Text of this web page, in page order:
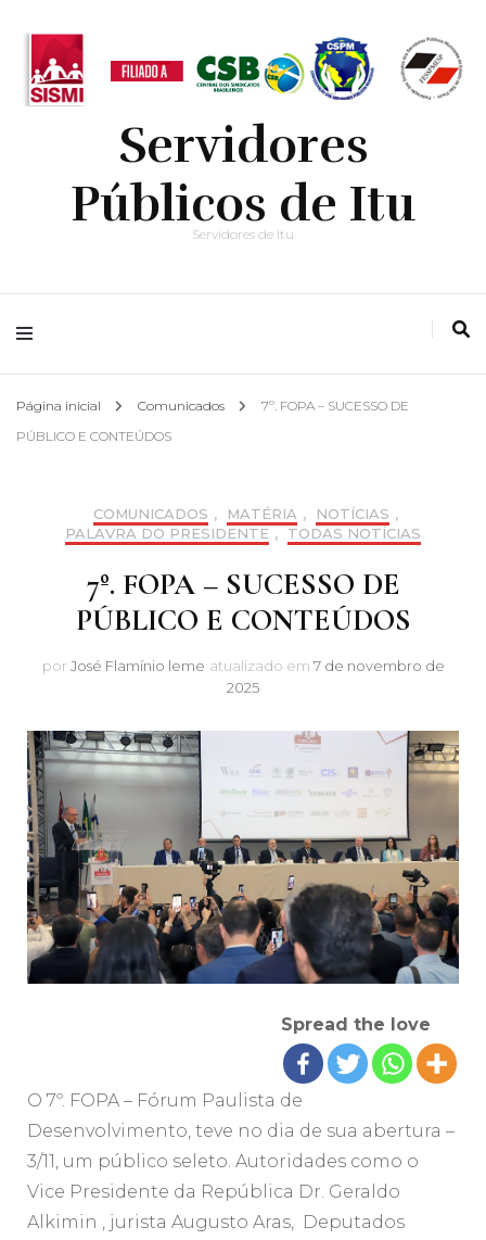
Servidores
Públicos de Itu
Servidores de Itu
Página inicial Comunicados
7º. FOPA – SUCESSO DE
PÚBLICO E CONTEÚDOS
COMUNICADOS , MATÉRIA , NOTÍCIAS ,
PALAVRA DO PRESIDENTE , TODAS NOTÍCIAS
7º. FOPA – SUCESSO DE
PÚBLICO E CONTEÚDOS
por José Flamínio leme atualizado em 7 de novembro de
2025
Spread the love
O 7º. FOPA – Fórum Paulista de
Desenvolvimento, teve no dia de sua abertura –
3/11, um público seleto. Autoridades como o
Vice Presidente da República Dr. Geraldo
Alkimin , jurista Augusto Aras, Deputados